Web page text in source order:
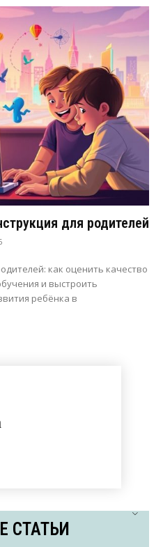
для родителей
как оценить качество
и выстроить
ребёнка в
СТАТЬИ